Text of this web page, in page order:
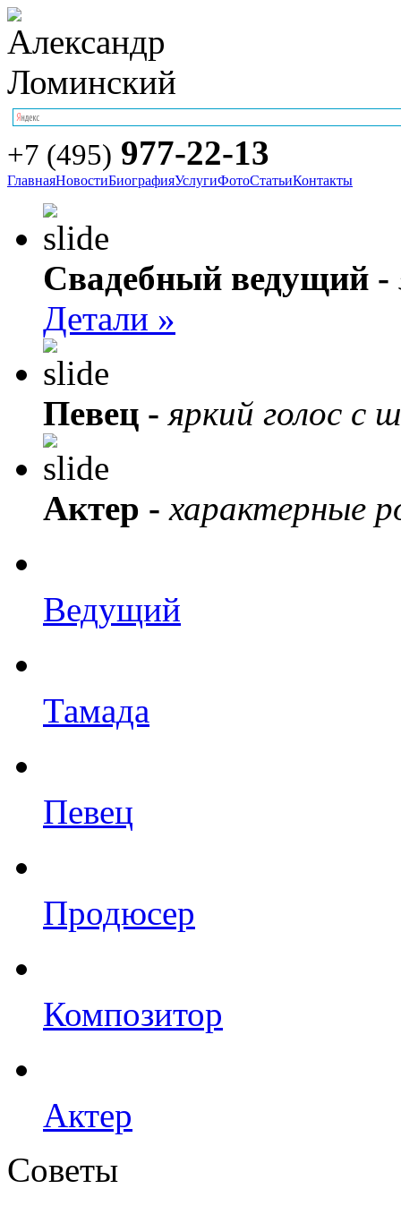
+7 (495) 977-22-13
ГлавнаяНовостиБиографияУслугиФотоСтатьиКонтакты
Свадебный ведущий -
Детали »
Певец - яркий голос с
Актер - характерные
Ведущий
Тамада
Певец
Продюсер
Композитор
Актер
Советы